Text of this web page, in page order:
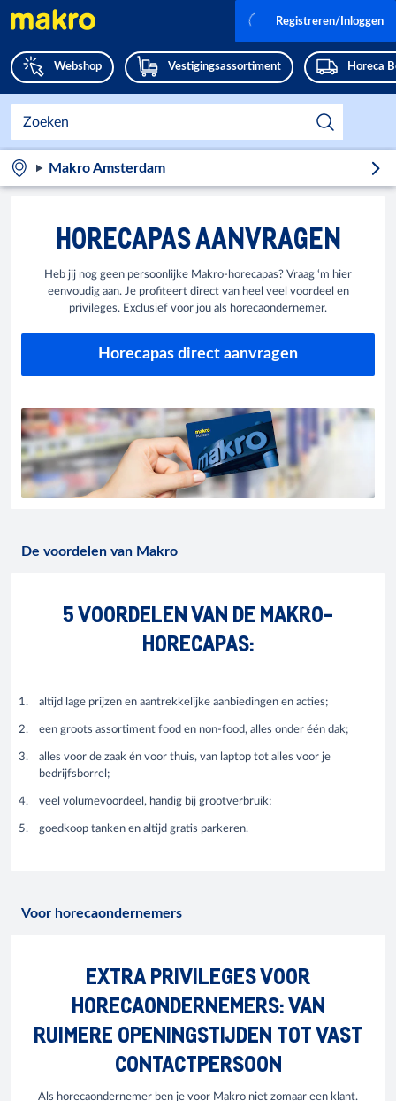
Webshop Vestigingsassortiment Horeca
Registreren/Inloggen
Makro Amsterdam
HORECAPAS AANVRAGEN
Heb jij nog geen persoonlijke Makro-horecapas? Vraag ‘m hier
eenvoudig aan. Je profiteert direct van heel veel voordeel en
privileges. Exclusief voor jou als horecaondernemer.
Horecapas direct aanvragen
De voordelen van Makro
5 VOORDELEN VAN DE MAKRO-
HORECAPAS:
altijd lage prijzen en aantrekkelijke aanbiedingen en acties;
een groots assortiment food en non-food, alles onder één dak;
alles voor de zaak én voor thuis, van laptop tot alles voor je
bedrijfsborrel;
veel volumevoordeel, handig bij grootverbruik;
goedkoop tanken en altijd gratis parkeren.
Voor horecaondernemers
EXTRA PRIVILEGES VOOR
HORECAONDERNEMERS: VAN
RUIMERE OPENINGSTIJDEN TOT VAST
CONTACTPERSOON
Als horecaondernemer ben je voor Makro niet zomaar een klant.